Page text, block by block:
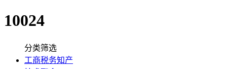
10024
分类筛选
工商税务知产